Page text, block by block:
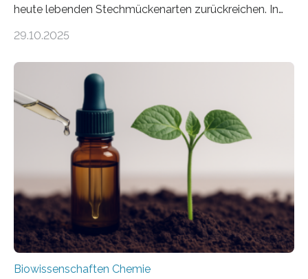
heute lebenden Stechmückenarten zurückreichen. In
Forschende die bisher älteste bekannte Stechmücken-
Region Kachin in Myanmar und hat sich in
ausgezeichnetem Zustand erhalten. Es konnte als neue
Art einer neuen Gattung beschrieben werden und trägt
nun den Namen Cretosabethes primaevus. Dieser erste
fossile Nachweis einer Stechmückenlarve in Bernstein
stellt gleichzeitig den ersten Fossilfund einer
Mückenlarve aus dem Mesozoikum dar, denn…
29.10.2025
Biowissenschaften Chemie